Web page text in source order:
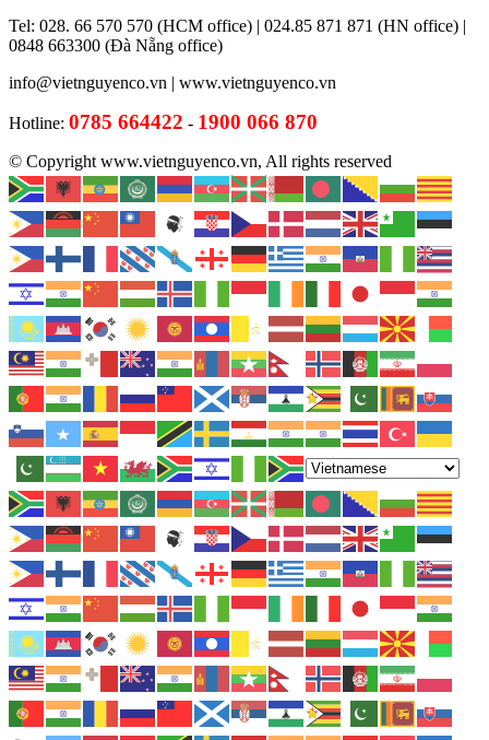
Tel: 028. 66 570 570 (HCM office) | 024.85 871 871 (HN office) |
0848 663300 (Đà Nẵng office)
info@vietnguyenco.vn | www.vietnguyenco.vn
Hotline: 0785 664422 - 1900 066 870
© Copyright www.vietnguyenco.vn, All rights reserved